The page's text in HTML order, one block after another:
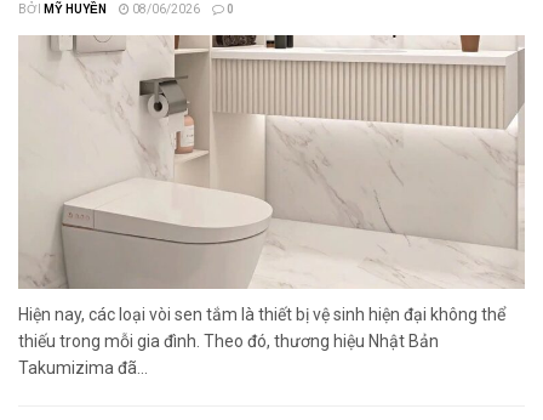
BỞI MỸ HUYỀN 08/06/2026 0
Hiện nay, các loại vòi sen tắm là thiết bị vệ sinh hiện đại không thể
thiếu trong mỗi gia đình. Theo đó, thương hiệu Nhật Bản
Takumizima đã...